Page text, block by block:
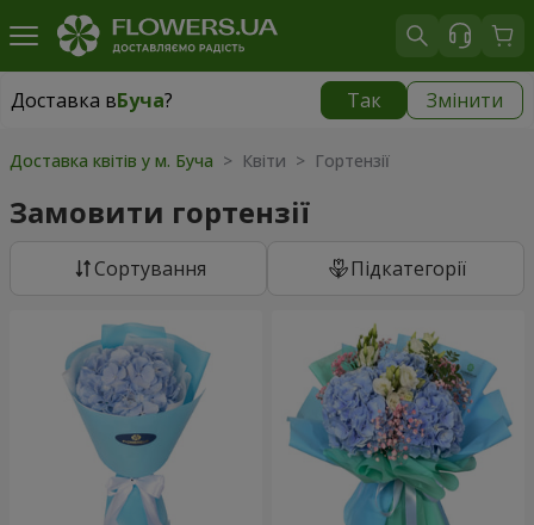
Доставка вБуча? Так Змінити
Доставка вБуча
Доставка квітів у м. Буча > Квіти > Гортензії
Замовити гортензії
Сортування Підкатегорії